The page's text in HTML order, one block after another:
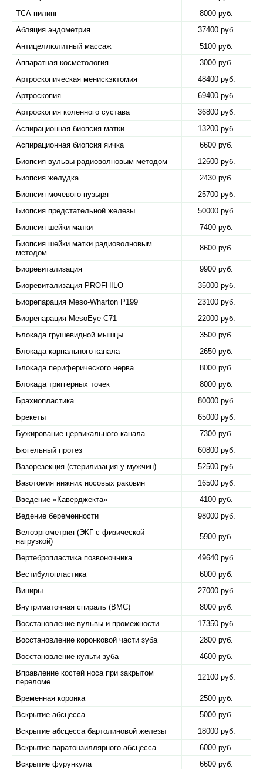
TCA-пилинг
8000 руб.
Абляция эндометрия
37400 руб.
Антицеллюлитный массаж
5100 руб.
Аппаратная косметология
3000 руб.
Артроскопическая менискэктомия
48400 руб.
Артроскопия
69400 руб.
Артроскопия коленного сустава
36800 руб.
Аспирационная биопсия матки
13200 руб.
Аспирационная биопсия яичка
6600 руб.
Биопсия вульвы радиоволновым методом
12600 руб.
Биопсия желудка
2430 руб.
Биопсия мочевого пузыря
25700 руб.
Биопсия предстательной железы
50000 руб.
Биопсия шейки матки
7400 руб.
Биопсия шейки матки радиоволновым
методом
8600 руб.
Биоревитализация
9900 руб.
Биоревитализация PROFHILO
35000 руб.
Биорепарация Meso-Wharton P199
23100 руб.
Биорепарация MesoEye C71
22000 руб.
Блокада грушевидной мышцы
3500 руб.
Блокада карпального канала
2650 руб.
Блокада периферического нерва
8000 руб.
Блокада триггерных точек
8000 руб.
Брахиопластика
80000 руб.
Брекеты
65000 руб.
Бужирование цервикального канала
7300 руб.
Бюгельный протез
60800 руб.
Вазорезекция (стерилизация у мужчин)
52500 руб.
Вазотомия нижних носовых раковин
16500 руб.
Введение «Каверджекта»
4100 руб.
Ведение беременности
98000 руб.
Велоэргометрия (ЭКГ с физической
нагрузкой)
5900 руб.
Вертебропластика позвоночника
49640 руб.
Вестибулопластика
6000 руб.
Виниры
27000 руб.
Внутриматочная спираль (ВМС)
8000 руб.
Восстановление вульвы и промежности
17350 руб.
Восстановление коронковой части зуба
2800 руб.
Восстановление культи зуба
4600 руб.
Вправление костей носа при закрытом
переломе
12100 руб.
Временная коронка
2500 руб.
Вскрытие абсцесса
5000 руб.
Вскрытие абсцесса бартолиновой железы
18000 руб.
Вскрытие паратонзиллярного абсцесса
6000 руб.
Вскрытие фурункула
6600 руб.